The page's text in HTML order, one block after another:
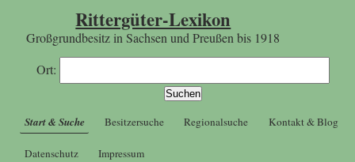
Rittergüter-Lexikon
Großgrundbesitz in Sachsen und Preußen bis 1918
Ort:
Start & Suche Besitzersuche Regionalsuche Kontakt & Blog
Datenschutz Impressum